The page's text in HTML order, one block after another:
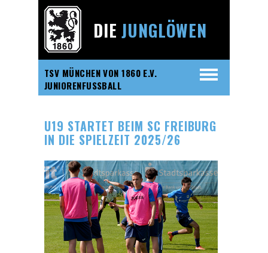
TSV MÜNCHEN VON 1860 E.V.
JUNIORENFUSSBALL
DIEJUNGLÖWEN
U19 STARTET BEIM SC FREIBURG
IN DIE SPIELZEIT 2025/26